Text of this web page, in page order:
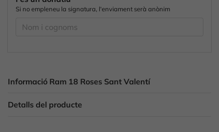
Si no empleneu la signatura, l'enviament serà anònim
Informació Ram 18 Roses Sant Valentí
Detalls del producte